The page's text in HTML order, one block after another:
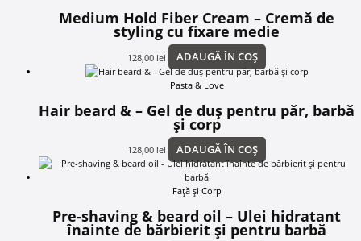
Medium Hold Fiber Cream – Cremă de
styling cu fixare medie
128,00 lei ADAUGĂ ÎN COȘ
Pasta & Love
Hair beard & – Gel de duș pentru păr, barbă
și corp
128,00 lei ADAUGĂ ÎN COȘ
Față și Corp
Pre-shaving & beard oil – Ulei hidratant
înainte de bărbierit și pentru barbă